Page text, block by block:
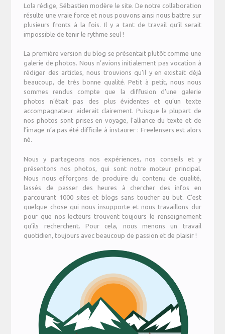
Lola rédige, Sébastien modère le site. De notre collaboration
résulte une vraie force et nous pouvons ainsi nous battre sur
plusieurs fronts à la fois. Il y a tant de travail qu’il serait
impossible de tenir le rythme seul !
La première version du blog se présentait plutôt comme une
galerie de photos. Nous n’avions initialement pas vocation à
rédiger des articles, nous trouvions qu’il y en existait déjà
beaucoup, de très bonne qualité. Petit à petit, nous nous
sommes rendus compte que la diffusion d’une galerie
photos n’était pas des plus évidentes et qu’un texte
accompagnateur aiderait clairement. Puisque la plupart de
nos photos sont prises en voyage, l’alliance du texte et de
l’image n’a pas été difficile à instaurer : Freelensers est alors
né.
Nous y partageons nos expériences, nos conseils et y
présentons nos photos, qui sont notre moteur principal.
Nous nous efforçons de produire du contenu de qualité,
lassés de passer des heures à chercher des infos en
parcourant 1000 sites et blogs sans toucher au but. C’est
quelque chose qui nous insupporte et nous travaillons dur
pour que nos lecteurs trouvent toujours le renseignement
qu’ils recherchent. Pour cela, nous menons un travail
quotidien, toujours avec beaucoup de passion et de plaisir !